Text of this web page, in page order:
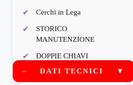
Cerchi in Lega
STORICO
MANUTENZIONE
DOPPIE CHIAVI
Bluetooth
– DATI TECNICI ▼